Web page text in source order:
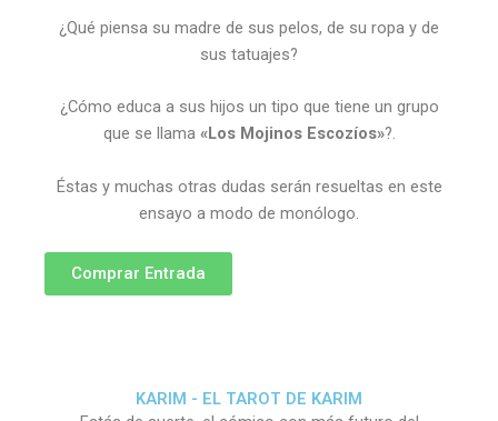
¿Qué piensa su madre de sus pelos, de su ropa y de
sus tatuajes?
¿Cómo educa a sus hijos un tipo que tiene un grupo
que se llama «Los Mojinos Escozíos»?.
Éstas y muchas otras dudas serán resueltas en este
ensayo a modo de monólogo.
Comprar Entrada
KARIM - EL TAROT DE KARIM